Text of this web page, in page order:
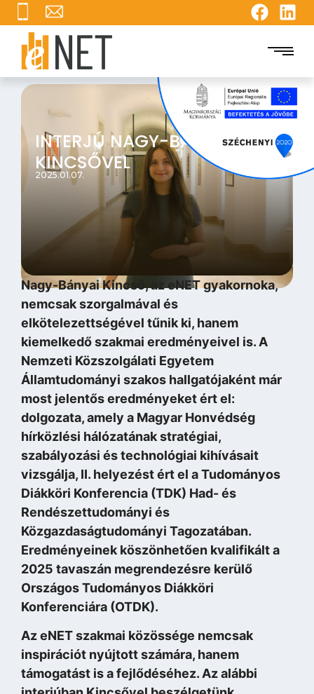
INTERJÚ NAGY-BÁNYAI
KINCSŐVEL
2025.01.07.
Nagy-Bányai Kincső, az eNET gyakornoka,
nemcsak szorgalmával és
elkötelezettségével tűnik ki, hanem
kiemelkedő szakmai eredményeivel is. A
Nemzeti Közszolgálati Egyetem
Államtudományi szakos hallgatójaként már
most jelentős eredményeket ért el:
dolgozata, amely a Magyar Honvédség
hírközlési hálózatának stratégiai,
szabályozási és technológiai kihívásait
vizsgálja, II. helyezést ért el a Tudományos
Diákköri Konferencia (TDK) Had- és
Rendészettudományi és
Közgazdaságtudományi Tagozatában.
Eredményeinek köszönhetően kvalifikált a
2025 tavaszán megrendezésre kerülő
Országos Tudományos Diákköri
Konferenciára (OTDK).
Az eNET szakmai közössége nemcsak
inspirációt nyújtott számára, hanem
támogatást is a fejlődéséhez. Az alábbi